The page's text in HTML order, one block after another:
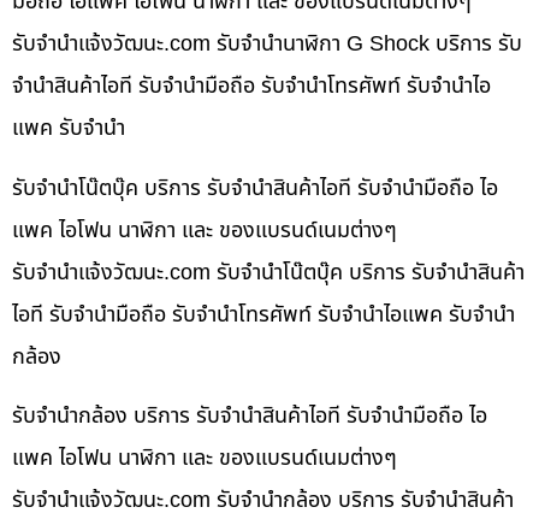
รับจํานําแจ้งวัฒนะ.com รับจำนำนาฬิกา G Shock บริการ รับ
จำนำสินค้าไอที รับจำนำมือถือ รับจำนำโทรศัพท์ รับจำนำไอ
แพค รับจำนำ
รับจำนำโน๊ตบุ๊ค บริการ รับจำนำสินค้าไอที รับจำนำมือถือ ไอ
แพค ไอโฟน นาฬิกา และ ของแบรนด์เนมต่างๆ
รับจํานําแจ้งวัฒนะ.com รับจำนำโน๊ตบุ๊ค บริการ รับจำนำสินค้า
ไอที รับจำนำมือถือ รับจำนำโทรศัพท์ รับจำนำไอแพค รับจำนำ
กล้อง
รับจำนำกล้อง บริการ รับจำนำสินค้าไอที รับจำนำมือถือ ไอ
แพค ไอโฟน นาฬิกา และ ของแบรนด์เนมต่างๆ
รับจํานําแจ้งวัฒนะ.com รับจำนำกล้อง บริการ รับจำนำสินค้า